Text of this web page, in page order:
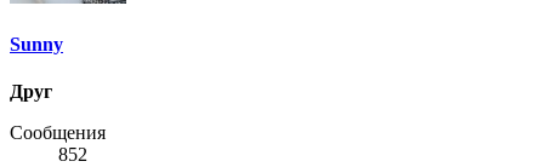
Sunny
Друг
Сообщения
852